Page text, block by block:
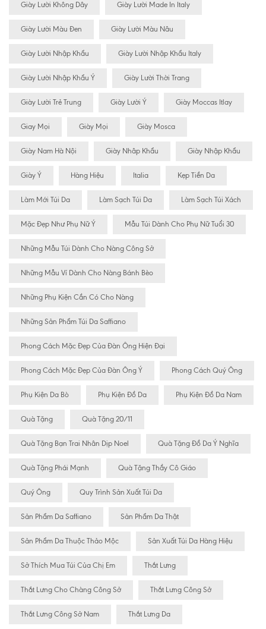
Giày Lười Không Dây Giày Lười Made In Italy
Giày Lười Màu Đen Giày Lười Màu Nâu
Giày Lười Nhập Khẩu Giày Lười Nhập Khẩu Italy
Giày Lười Nhập Khẩu Ý Giày Lười Thời Trang
Giày Lười Trẻ Trung Giày Lười Ý Giày Moccas Itlay
Giay Mọi Giày Mọi Giày Mosca
Giày Nam Hà Nội Giày Nhâp Khẩu Giày Nhập Khẩu
Giày Ý Hàng Hiệu Italia Kẹp Tiền Da
Làm Mới Túi Da Làm Sạch Túi Da Làm Sạch Túi Xách
Mặc Đẹp Như Phụ Nữ Ý Mẫu Túi Dành Cho Phụ Nữ Tuổi 30
Những Mẫu Túi Dành Cho Nàng Công Sở
Những Mẫu Ví Dành Cho Nàng Bánh Bèo
Những Phụ Kiện Cần Có Cho Nàng
Những Sản Phẩm Túi Da Saffiano
Phong Cách Mặc Đẹp Của Đàn Ông Hiện Đại
Phong Cách Mặc Đẹp Của Đàn Ông Ý Phong Cách Quý Ông
Phụ Kiện Da Bò Phụ Kiện Đồ Da Phụ Kiện Đồ Da Nam
Quà Tặng Quà Tặng 20/11
Quà Tặng Bạn Trai Nhân Dịp Noel Quà Tặng Đồ Da Ý Nghĩa
Quà Tặng Phái Mạnh Quà Tặng Thầy Cô Giáo
Quý Ông Quy Trình Sản Xuất Túi Da
Sản Phẩm Da Saffiano Sản Phẩm Da Thật
Sản Phẩm Da Thuộc Thảo Mộc Sản Xuất Túi Da Hàng Hiệu
Sở Thích Mua Túi Của Chị Em Thắt Lưng
Thắt Lưng Cho Chàng Công Sở Thắt Lưng Công Sở
Thắt Lưng Công Sở Nam Thắt Lưng Da